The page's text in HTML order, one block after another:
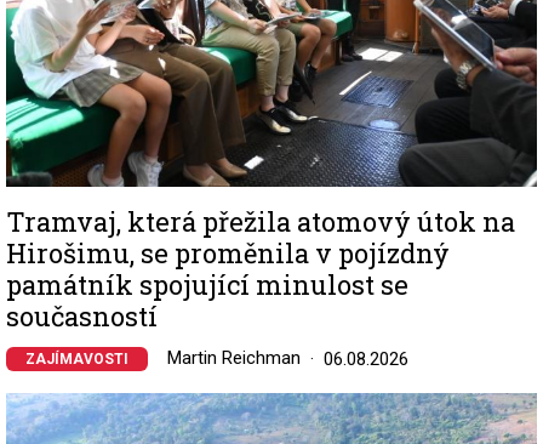
Tramvaj, která přežila atomový útok na
Hirošimu, se proměnila v pojízdný
památník spojující minulost se
současností
ZAJÍMAVOSTI Martin Reichman 06.08.2026
Image